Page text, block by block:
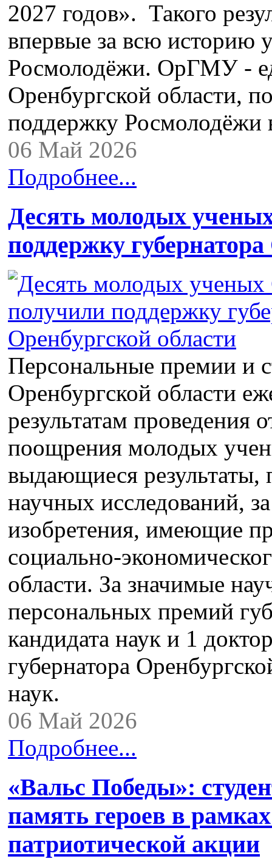
2027 годов». Такого
впервые за всю историю
Росмолодёжи. ОрГМУ -
Оренбургской области,
поддержку
06 Май 2026
Подробнее...
Десять молодых
поддержку
Персональные премии и
Оренбургской области
результатам проведения
поощрения молодых
выдающиеся
научных исследований,
изобретения, имеющие
социально-
области. За значимые
персональных премий
кандидата наук и 1
губернатора
наук.
06 Май 2026
Подробнее...
«Вальс Победы»:
память героев в
патриотической акции